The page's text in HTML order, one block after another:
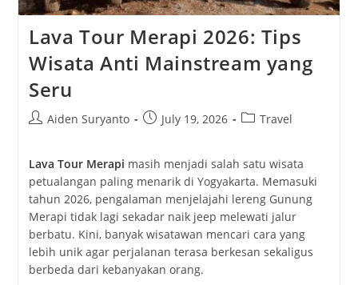
Lava Tour Merapi 2026: Tips
Wisata Anti Mainstream yang
Seru
PostAiden Suryanto
PostJuly 19, 2026
PostTravel
Lava Tour Merapi masih menjadi salah satu wisata
petualangan paling menarik di Yogyakarta. Memasuki
tahun 2026, pengalaman menjelajahi lereng Gunung
Merapi tidak lagi sekadar naik jeep melewati jalur
berbatu. Kini, banyak wisatawan mencari cara yang
lebih unik agar perjalanan terasa berkesan sekaligus
berbeda dari kebanyakan orang.